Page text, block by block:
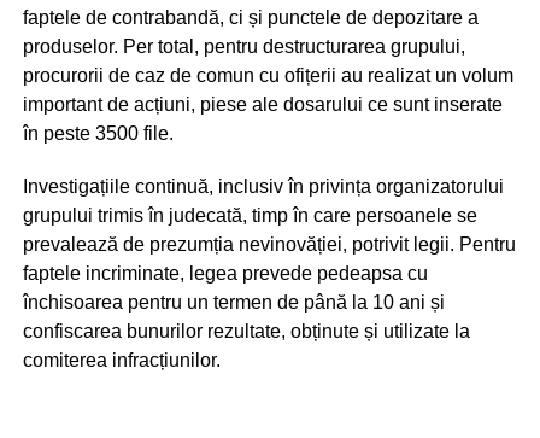
faptele de contrabandă, ci și punctele de depozitare a
produselor. Per total, pentru destructurarea grupului,
procurorii de caz de comun cu ofițerii au realizat un volum
important de acțiuni, piese ale dosarului ce sunt inserate
în peste 3500 file.
Investigațiile continuă, inclusiv în privința organizatorului
grupului trimis în judecată, timp în care persoanele se
prevalează de prezumția nevinovăției, potrivit legii. Pentru
faptele incriminate, legea prevede pedeapsa cu
închisoarea pentru un termen de până la 10 ani și
confiscarea bunurilor rezultate, obținute și utilizate la
comiterea infracțiunilor.